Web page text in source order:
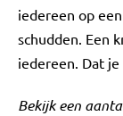
iedereen op
schudden. Een
iedereen. Dat
Bekijk een